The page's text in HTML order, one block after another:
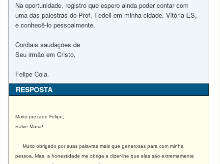
Na oportunidade, registro que espero ainda poder contar com
uma das palestras do Prof. Fedeli em minha cidade, Vitória-ES,
e conhecê-lo pessoalmente.
Cordiais saudações de
Seu irmão em Cristo,
Felipe Cola.
RESPOSTA
Muito prezado Felipe,
Salve Maria!
Muito obrigado por suas palavras mais que generosas para com minha
pessoa. Mas, a honestidade me obriga a dizer-lhe que elas são extremamente